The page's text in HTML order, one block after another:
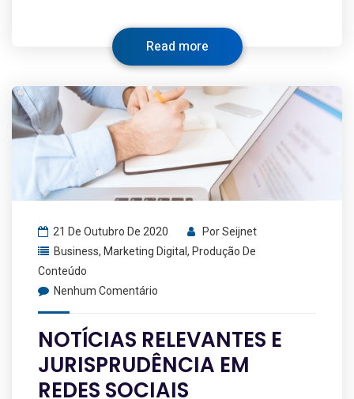
Read more
21 De Outubro De 2020 PorSeijnet
Business, Marketing Digital , Produção De
Conteúdo
Nenhum Comentário
NOTÍCIAS RELEVANTES E
JURISPRUDÊNCIA EM
REDES SOCIAIS